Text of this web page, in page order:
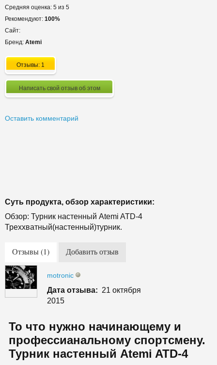
Средняя оценка: 5 из 5
Рекомендуют: 100%
Сайт:
Бренд: Atemi
Отзывы: 1
Написать свой отзыв об этом
Оставить комментарий
Суть продукта, обзор характеристики:
Обзор: Турник настенный Atemi ATD-4
Треххватный(настенный)турник.
Отзывы (1) Добавить отзыв
motronic
Дата отзыва: 21 октября
2015
То что нужно начинающему и
профессианальному спортсмену.
Турник настенный Atemi ATD-4